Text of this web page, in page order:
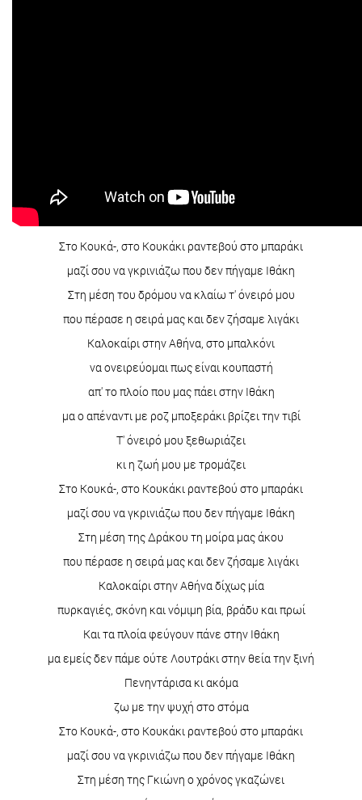
Στο Κουκά-, στο Κουκάκι ραντεβού στο μπαράκι
μαζί σου να γκρινιάζω που δεν πήγαμε Ιθάκη
Στη μέση του δρόμου να κλαίω τ' όνειρό μου
που πέρασε η σειρά μας και δεν ζήσαμε λιγάκι
Καλοκαίρι στην Αθήνα, στο μπαλκόνι
να ονειρεύομαι πως είναι κουπαστή
απ' το πλοίο που μας πάει στην Ιθάκη
μα ο απέναντι με ροζ μποξεράκι βρίζει την τιβί
Τ' όνειρό μου ξεθωριάζει
κι η ζωή μου με τρομάζει
Στο Κουκά-, στο Κουκάκι ραντεβού στο μπαράκι
μαζί σου να γκρινιάζω που δεν πήγαμε Ιθάκη
Στη μέση της Δράκου τη μοίρα μας άκου
που πέρασε η σειρά μας και δεν ζήσαμε λιγάκι
Καλοκαίρι στην Αθήνα δίχως μία
πυρκαγιές, σκόνη και νόμιμη βία, βράδυ και πρωί
Και τα πλοία φεύγουν πάνε στην Ιθάκη
μα εμείς δεν πάμε ούτε Λουτράκι στην θεία την ξινή
Πενηντάρισα κι ακόμα
ζω με την ψυχή στο στόμα
Στο Κουκά-, στο Κουκάκι ραντεβού στο μπαράκι
μαζί σου να γκρινιάζω που δεν πήγαμε Ιθάκη
Στη μέση της Γκιώνη ο χρόνος γκαζώνει